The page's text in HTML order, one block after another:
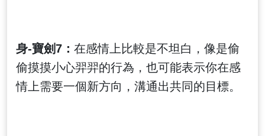
身-寶劍7： 在感情上比較是不坦白，像是偷
偷摸摸小心羿羿的行為，也可能表示你在感
情上需要一個新方向，溝通出共同的目標。